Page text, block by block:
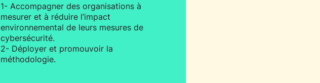
1- Accompagner des organisations à
mesurer et à réduire l’impact
environnemental de leurs mesures de
cybersécurité.
2- Déployer et promouvoir la
méthodologie.